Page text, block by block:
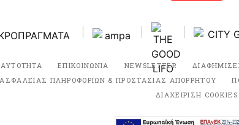
ΕΠΙΚΟΙΝΩΝΙΑ NEWSLETTER
ΠΛΗΡΟΦΟΡΙΩΝ & ΠΡΟΣΤΑΣΙΑΣ ΑΠΟΡΡΗΤΟΥ
ΔΙΑΧΕΙΡΙΣΗ COOKIES